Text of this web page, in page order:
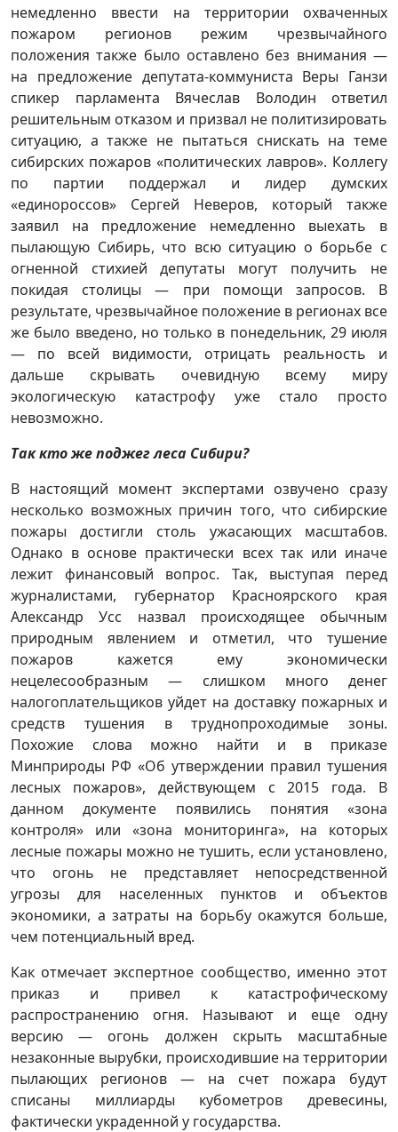
немедленно ввести на территории охваченных
пожаром регионов режим чрезвычайного
положения также было оставлено без внимания —
на предложение депутата-коммуниста Веры Ганзи
спикер парламента Вячеслав Володин ответил
решительным отказом и призвал не политизировать
ситуацию, а также не пытаться снискать на теме
сибирских пожаров «политических лавров». Коллегу
по партии поддержал и лидер думских
«единороссов» Сергей Неверов, который также
заявил на предложение немедленно выехать в
пылающую Сибирь, что всю ситуацию о борьбе с
огненной стихией депутаты могут получить не
покидая столицы — при помощи запросов. В
результате, чрезвычайное положение в регионах все
же было введено, но только в понедельник, 29 июля
— по всей видимости, отрицать реальность и
дальше скрывать очевидную всему миру
экологическую катастрофу уже стало просто
невозможно.
Так кто же поджег леса Сибири?
В настоящий момент экспертами озвучено сразу
несколько возможных причин того, что сибирские
пожары достигли столь ужасающих масштабов.
Однако в основе практически всех так или иначе
лежит финансовый вопрос. Так, выступая перед
журналистами, губернатор Красноярского края
Александр Усс назвал происходящее обычным
природным явлением и отметил, что тушение
пожаров кажется ему экономически
нецелесообразным — слишком много денег
налогоплательщиков уйдет на доставку пожарных и
средств тушения в труднопроходимые зоны.
Похожие слова можно найти и в приказе
Минприроды РФ «Об утверждении правил тушения
лесных пожаров», действующем с 2015 года. В
данном документе появились понятия «зона
контроля» или «зона мониторинга», на которых
лесные пожары можно не тушить, если установлено,
что огонь не представляет непосредственной
угрозы для населенных пунктов и объектов
экономики, а затраты на борьбу окажутся больше,
чем потенциальный вред.
Как отмечает экспертное сообщество, именно этот
приказ и привел к катастрофическому
распространению огня. Называют и еще одну
версию — огонь должен скрыть масштабные
незаконные вырубки, происходившие на территории
пылающих регионов — на счет пожара будут
списаны миллиарды кубометров древесины,
фактически украденной у государства.